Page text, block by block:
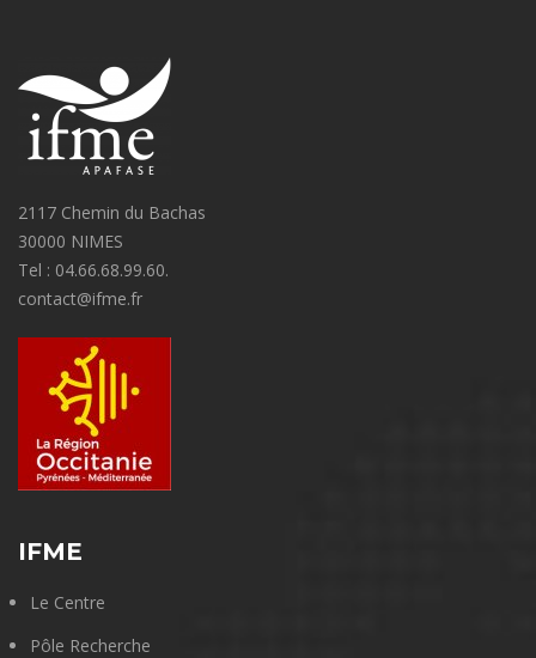
2117 Chemin du Bachas
30000 NIMES
Tel : 04.66.68.99.60.
contact@ifme.fr
IFME
Le Centre
Pôle Recherche